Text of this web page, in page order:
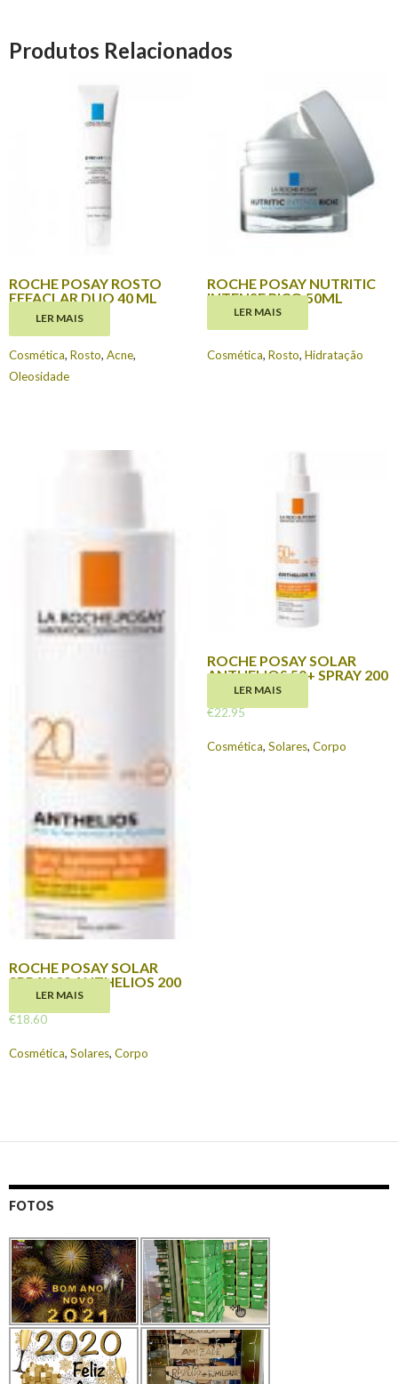
Produtos Relacionados
ROCHE POSAY ROSTO
EFFACLAR DUO 40 ML
14.60LER MAIS
Cosmética, Rosto, Acne,
Oleosidade
ROCHE POSAY NUTRITIC
INTENSE RICO 50ML
23.90
LER MAIS
Cosmética, Rosto, Hidratação
ROCHE POSAY SOLAR
SPRAY 20 ANTHELIOS 200
€18.60
LER MAIS
Cosmética, Solares, Corpo
ROCHE POSAY SOLAR
ANTHELIOS 50+ SPRAY 200
€22.95
LER MAIS
Cosmética, Solares, Corpo
FOTOS